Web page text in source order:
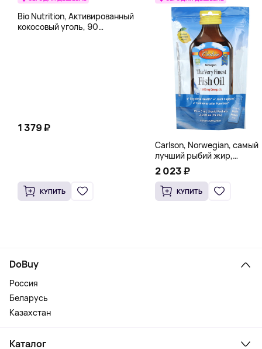
Bio Nutrition, Активированный
кокосовый уголь, 90
1 379 ₽
КУПИТЬ
Carlson, Norwegian, самый
лучший рыбий жир,
натуральный лимон, 15
пакетиков (5 мл) каждый
2 023 ₽
КУПИТЬ
DoBuy
Россия
Беларусь
Казахстан
Каталог